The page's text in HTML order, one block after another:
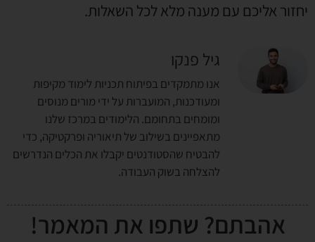
יחזור אליכם עם מענה מלא לכל השאלות.
גיל פנקו
אנו מתמקדים בפיתוח תכניות לימוד מקיפות
ומעודכנות, המועברות על ידי מורים מנוסים
ומומחים בתחומם. הלימודים במרכז שלנו
מתאפיינים בשילוב של תיאוריה ופרקטיקה, כדי
להבטיח שהסטודנטים יקבלו את הכלים הנדרשים
להצלחה בשוק העבודה.
אהבתם? שתפו את המאמר!